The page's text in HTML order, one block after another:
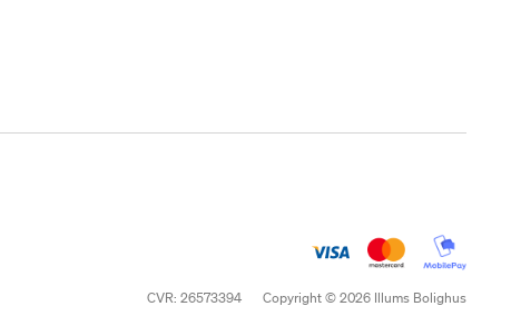
CVR: 26573394
Copyright © 2026 Illums Bolighus